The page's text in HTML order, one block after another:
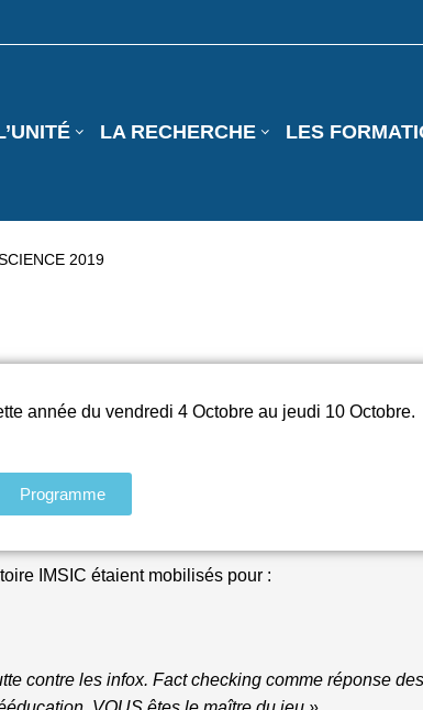
LA RECHERCHE LES
2019
année duvendredi4 Octobre au jeudi 10 Octobre.
Programme
IMSIC étaient mobilisés pour :
contre les infox. Fact checking comme réponse